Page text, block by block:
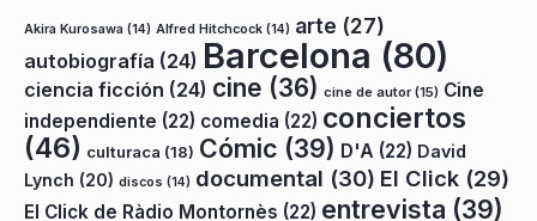
Akira Kurosawa (14) Alfred Hitchcock (14) arte (27)
autobiografía (24) Barcelona (80)
ciencia ficción (24) cine (36) cine de autor(15) Cine
independiente (22) comedia (22) conciertos
(46) culturaca (18) Cómic (39) D'A (22) David
Lynch (20) discos (14) documental (30) El Click (29)
El Click de Ràdio Montornès (22) entrevista (39)